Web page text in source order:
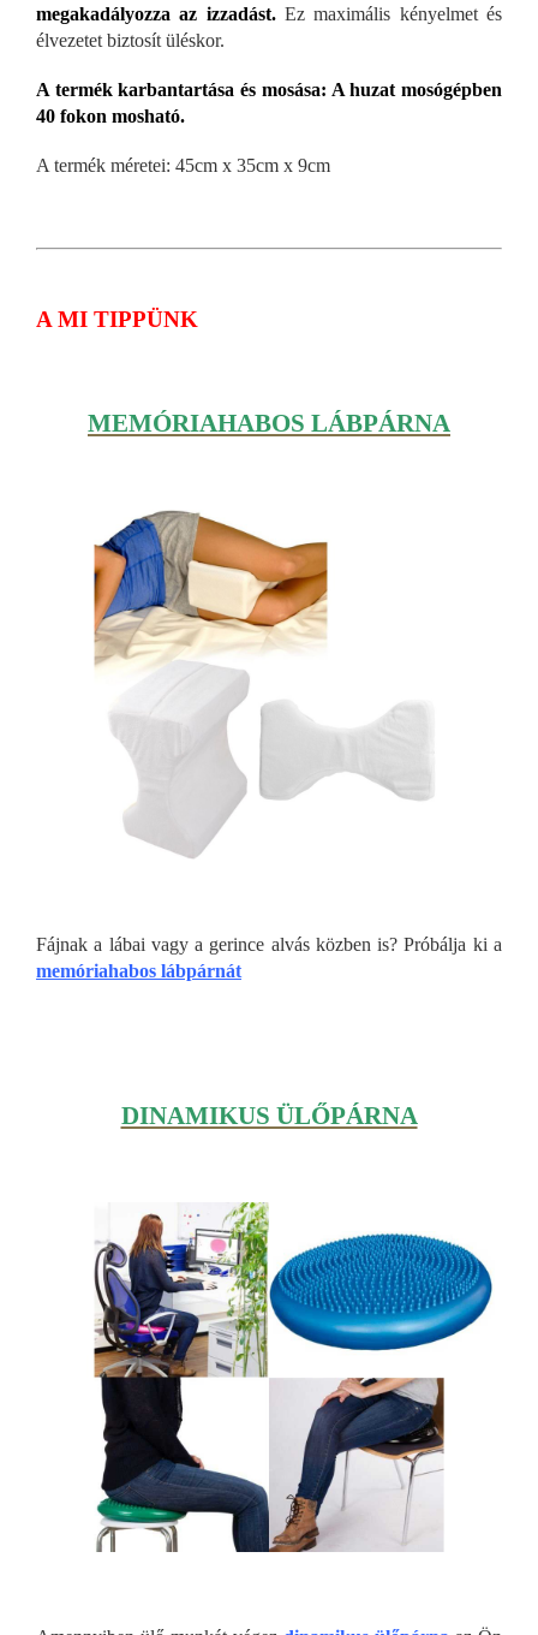
megakadályozza az izzadást. Ez maximális kényelmet és
élvezetet biztosít üléskor.
A termék karbantartása és mosása: A huzat mosógépben
40 fokon mosható.
A termék méretei: 45cm x 35cm x 9cm
A MI TIPPÜNK
MEMÓRIAHABOS LÁBPÁRNA
Fájnak a lábai vagy a gerince alvás közben is? Próbálja ki a
memóriahabos lábpárnát
DINAMIKUS ÜLŐPÁRNA